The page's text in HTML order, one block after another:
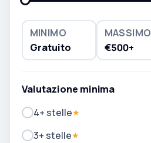
MINIMO
Gratuito
MASSIMO
€500+
Valutazione minima
4+ stelle★
3+ stelle★